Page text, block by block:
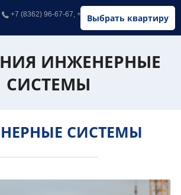
Выбрать квартиру
+7 (8362) 96-67-67, +7 (902) 326-67-67
ИНЖЕНЕРНЫЕ
СИСТЕМЫ
СИСТЕМЫ